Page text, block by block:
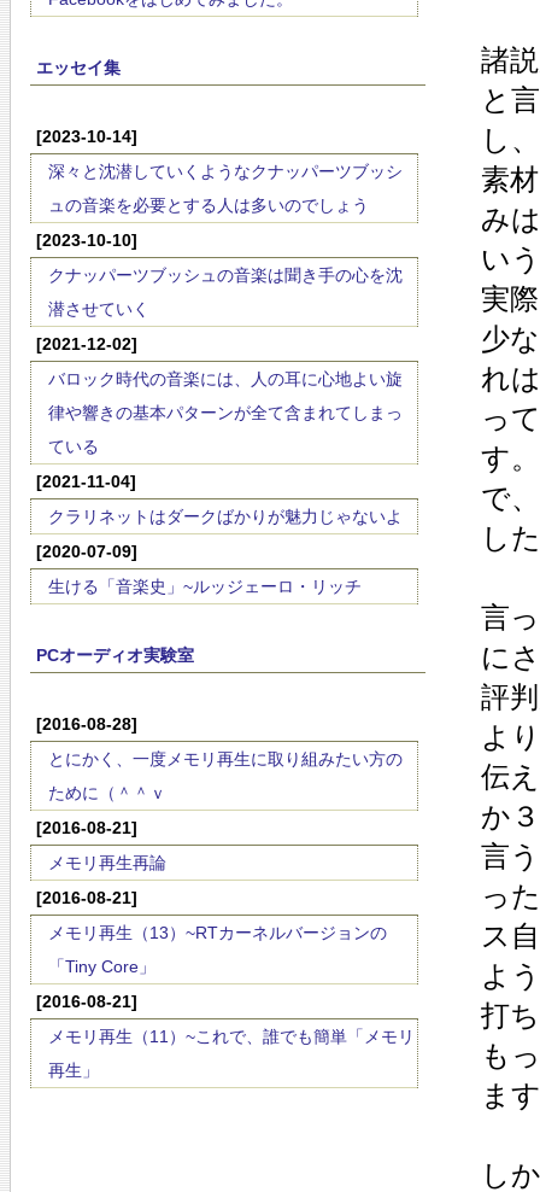
エッセイ集
[2023-10-14]
深々と沈潜していくようなクナッパーツブッシ
ュの音楽を必要とする人は多いのでしょう
[2023-10-10]
クナッパーツブッシュの音楽は聞き手の心を沈
潜させていく
[2021-12-02]
バロック時代の音楽には、人の耳に心地よい旋
律や響きの基本パターンが全て含まれてしまっ
ている
[2021-11-04]
クラリネットはダークばかりが魅力じゃないよ
[2020-07-09]
生ける「音楽史」~ルッジェーロ・リッチ
PCオーディオ実験室
[2016-08-28]
とにかく、一度メモリ再生に取り組みたい方の
ために（＾＾ｖ
[2016-08-21]
メモリ再生再論
[2016-08-21]
メモリ再生（13）~RTカーネルバージョンの
「Tiny Core」
[2016-08-21]
メモリ再生（11）~これで、誰でも簡単「メモリ
再生」
諸
と
し
素
み
い
実
少
れ
っ
す
で
し
言
に
評
よ
伝
か
言
っ
ス
よ
打
も
ま
し